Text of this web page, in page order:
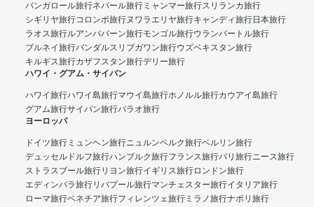
バンガロール旅行ネパール旅行 ミャンマー旅行スリランカ旅行
シギリヤ旅行コロンボ旅行ヌワラエリヤ旅行キャンディ旅行日本旅行
ラオス旅行ルアンパバーン旅行モンゴル旅行ウランバートル旅行
ブルネイ旅行バンダルスリブガワン旅行ウズベキスタン旅行
キルギス旅行カザフスタン旅行デリー旅行
ハワイ・グアム・サイパン
ハワイ旅行ハワイ島旅行マウイ島旅行ホノルル旅行カウアイ島旅行
グアム旅行サイパン旅行パラオ旅行
ヨーロッパ
ドイツ旅行 ミュンヘン旅行ニュルンベルク旅行ベルリン旅行
デュッセルドルフ旅行ハンブルク旅行フランス旅行パリ旅行ニース旅行
ストラスブール旅行リヨン旅行イギリス旅行ロンドン旅行
エディンバラ旅行リバプール旅行マンチェスター旅行イタリア旅行
ローマ旅行ベネチア旅行フィレンツェ旅行 ミラノ旅行ナポリ旅行